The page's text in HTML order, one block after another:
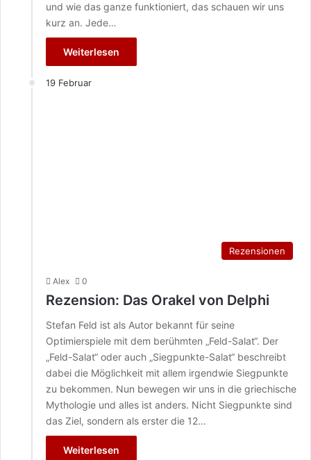
und wie das ganze funktioniert, das schauen wir uns
kurz an. Jede…
Weiterlesen
19 Februar
Rezensionen
Alex 0
Rezension: Das Orakel von Delphi
Stefan Feld ist als Autor bekannt für seine
Optimierspiele mit dem berühmten „Feld-Salat“. Der
„Feld-Salat“ oder auch „Siegpunkte-Salat“ beschreibt
dabei die Möglichkeit mit allem irgendwie Siegpunkte
zu bekommen. Nun bewegen wir uns in die griechische
Mythologie und alles ist anders. Nicht Siegpunkte sind
das Ziel, sondern als erster die 12…
Weiterlesen